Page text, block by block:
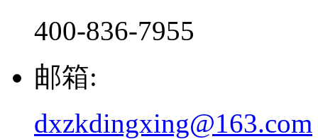
400-836-7955
邮箱:
dxzkdingxing@163.com